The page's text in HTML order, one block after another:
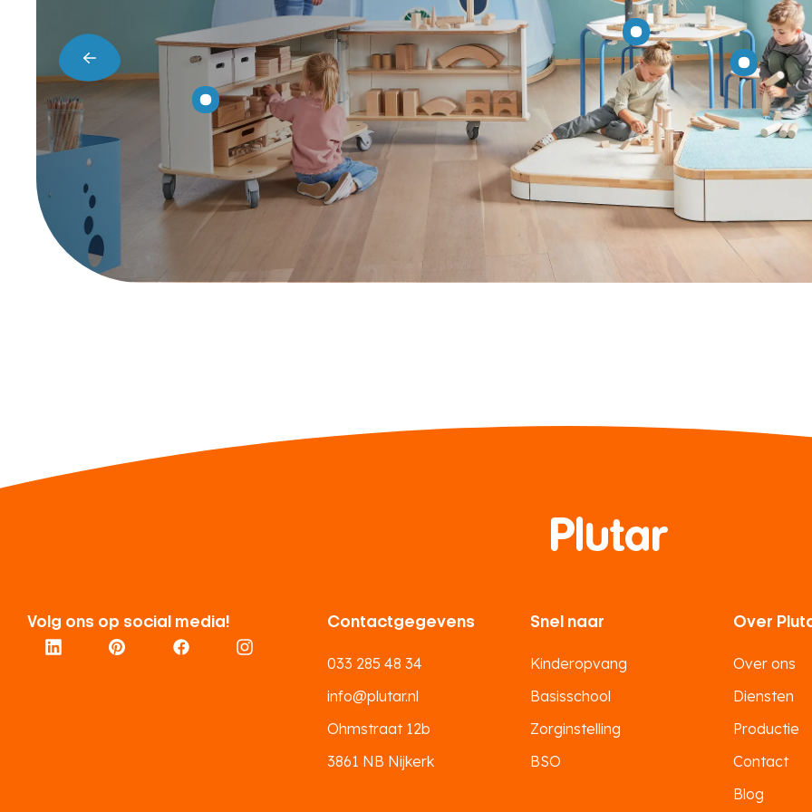
Volg ons op social media! Contactgegevens
033 285 48 34
info@plutar.nl
Ohmstraat 12b
3861 NB Nijkerk
Snel naar
Kinderopvang
Basisschool
Zorginstelling
BSO
Over
Over ons
Diensten
Productie
Contact
Blog